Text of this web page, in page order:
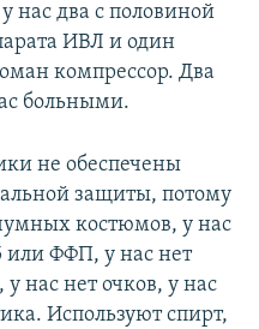
нас два с половиной
ИВЛ и один
компрессор. Два
больными.
не обеспечены
защиты, потому
костюмов, у нас
или ФФП, у нас нет
нас нет очков, у нас
Используют спирт,